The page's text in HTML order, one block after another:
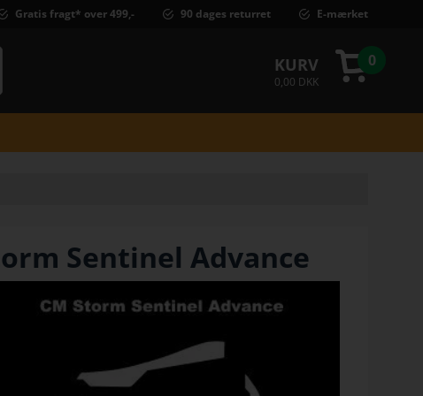
Gratis fragt* over 499,- 90 dages returret E-mærket
KURV
0,00 DKK
0
Sentinel Advance